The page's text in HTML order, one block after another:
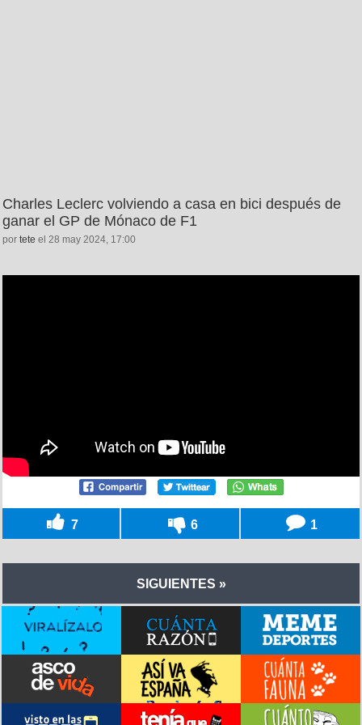
Charles Leclerc volviendo a casa en bici después de
ganar el GP de Mónaco de F1
por tete el 28 may 2024, 17:00
7 6 1
SIGUIENTES »